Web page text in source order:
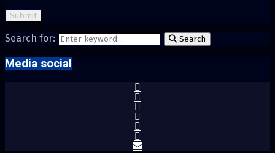
Search for: Search
Media social